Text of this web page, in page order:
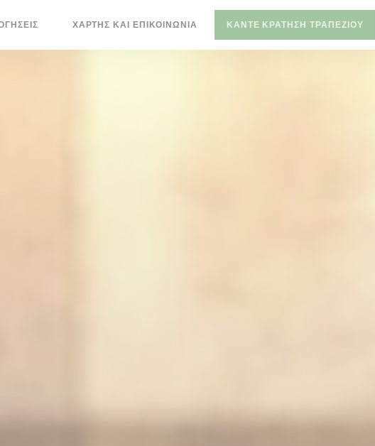
ΧΆΡΤΗΣ ΚΑΙ ΕΠΙΚΟΙΝΩΝΊΑ ΚΆΝΤΕ ΚΡΆΤΗΣΗ ΤΡΑΠΕΖΙΟΎ